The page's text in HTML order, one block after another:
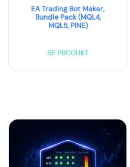
EA Trading Bot Maker,
Bundle Pack (MQL4,
MQL5, PINE)
SE PRODUKT